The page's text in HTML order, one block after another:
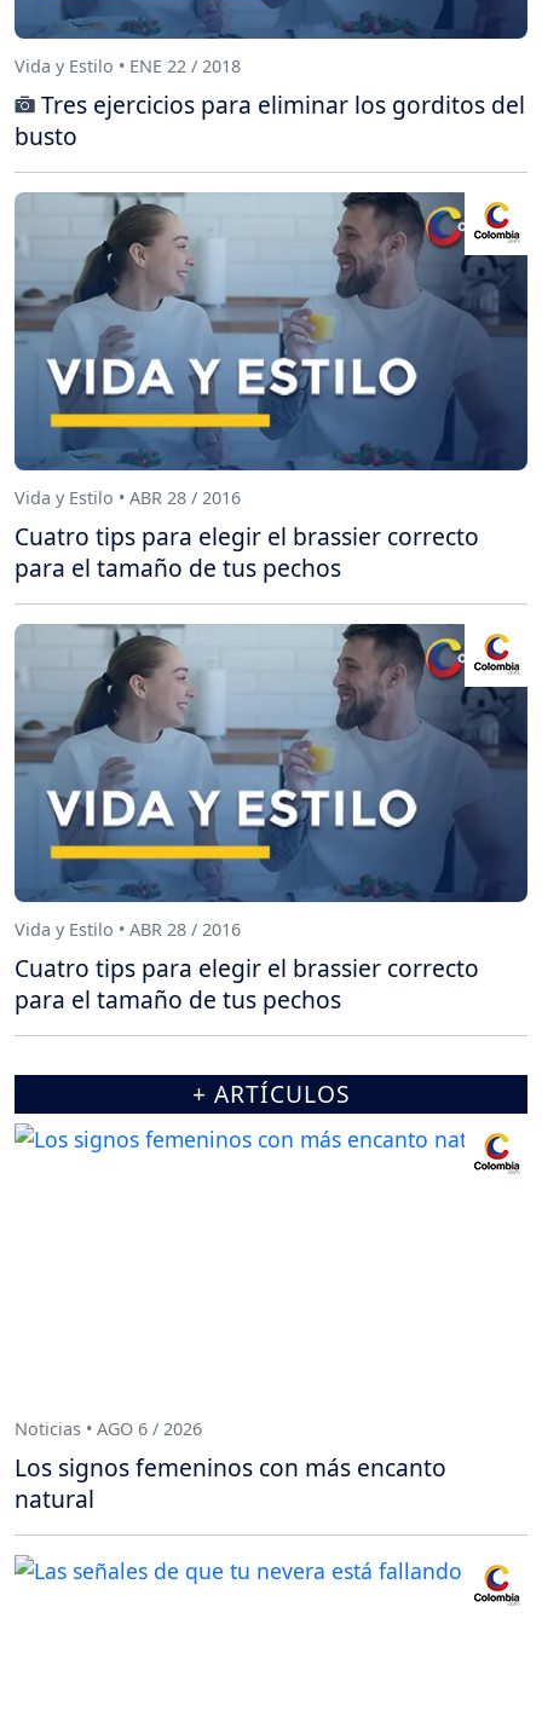
Vida y Estilo • ENE 22 / 2018
Tres ejercicios para eliminar los gorditos del
busto
Vida y Estilo • ABR 28 / 2016
Cuatro tips para elegir el brassier correcto
para el tamaño de tus pechos
Vida y Estilo • ABR 28 / 2016
Cuatro tips para elegir el brassier correcto
para el tamaño de tus pechos
+ ARTÍCULOS
Noticias • AGO 6 / 2026
Los signos femeninos con más encanto
natural